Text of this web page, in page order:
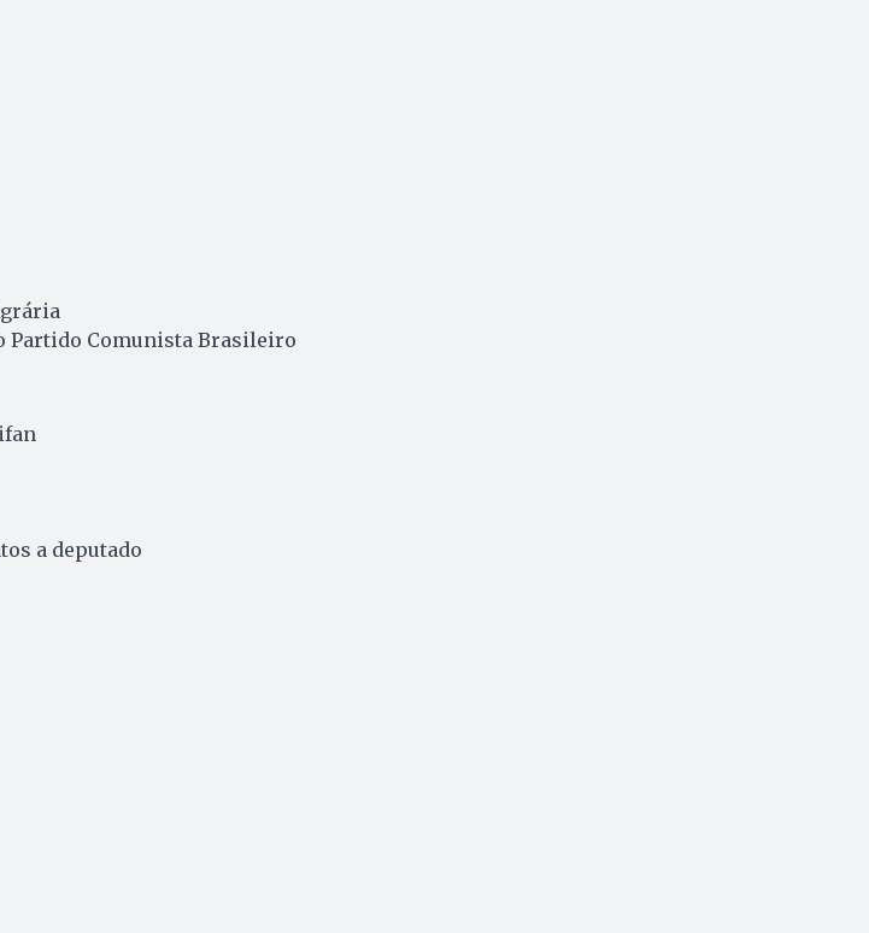
Partido Comunista Brasileiro
a deputado